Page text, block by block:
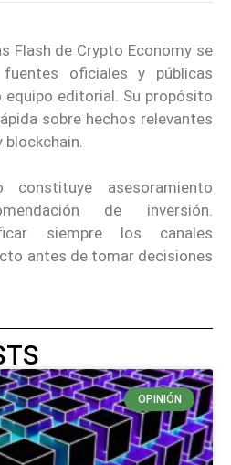
Flash de Crypto Economy se
oficiales y públicas
editorial. Su propósito
sobre hechos relevantes
asesoramiento
de inversión.
siempre los canales
antes de tomar decisiones
OPINIÓN